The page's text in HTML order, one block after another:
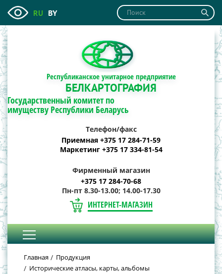
RU BY
Республиканское унитарное предприятие
БЕЛКАРТОГРАФИЯ
Государственный комитет по
имуществу Республики Беларусь
Телефон/факс
Приемная +375 17 284-71-59
Маркетинг +375 17 334-81-54
Фирменный магазин
+375 17 284-70-68
Пн-пт 8.30-13.00; 14.00-17.30
ИНТЕРНЕТ-МАГАЗИН
Главная
Продукция
Исторические атласы, карты, альбомы